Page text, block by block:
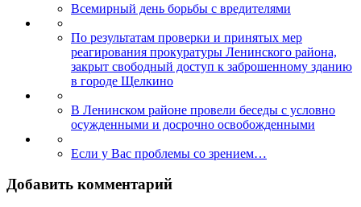
Всемирный день борьбы с вредителями
По результатам проверки и принятых мер
реагирования прокуратуры Ленинского района,
закрыт свободный доступ к заброшенному зданию
в городе Щелкино
В Ленинском районе провели беседы с условно
осужденными и досрочно освобожденными
Если у Вас проблемы со зрением…
Добавить комментарий